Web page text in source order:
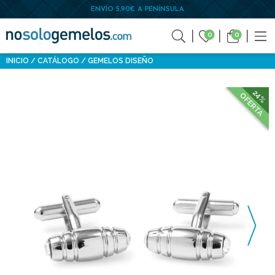
ENVÍO 5,90€ A PENÍNSULA
0 0
INICIO CATÁLOGO GEMELOS DISEÑO
24%
OFERTA